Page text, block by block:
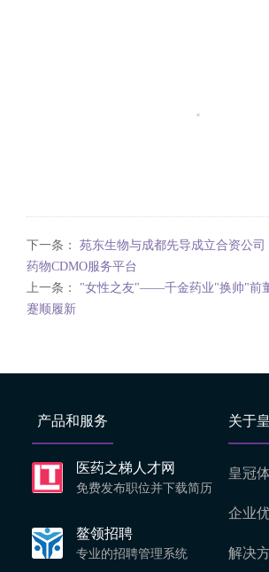
下一条： 苑东生物与成都先导成立合资公
药物CDMO服务平台
上一条： "女性之友"——千金药业"换帅"前
蹇顺履新
产品和服务
医药之梯人才网
免费发布职位并下载简历
鳌领招聘
专业的招聘管理系统
关于
皇冠
企业
解决